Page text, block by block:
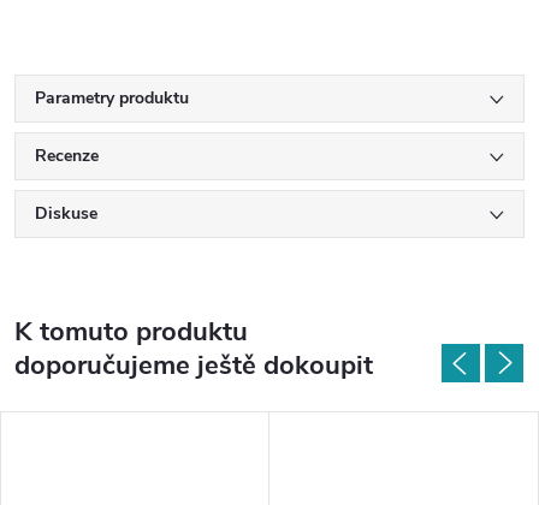
Parametry produktu
Recenze
Diskuse
K tomuto produktu
doporučujeme ještě dokoupit